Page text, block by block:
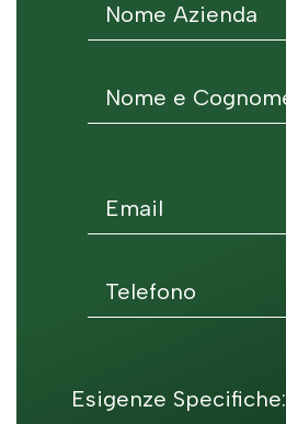
Esigenze Specifiche: